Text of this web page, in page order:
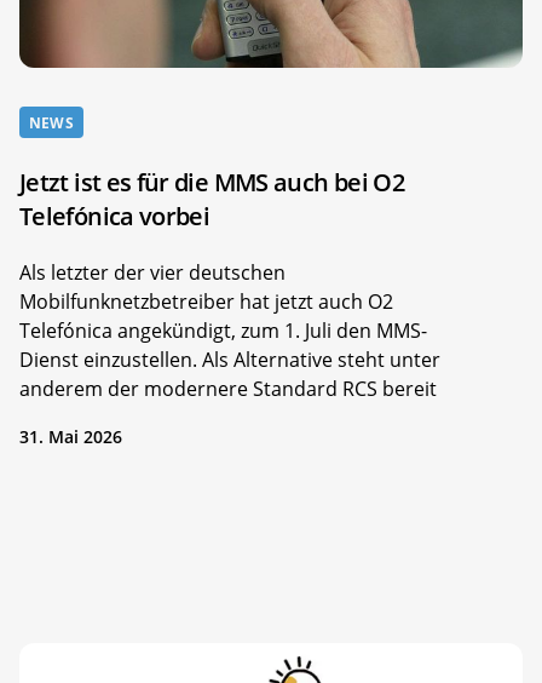
NEWS
Jetzt ist es für die MMS auch bei O2
Telefónica vorbei
Als letzter der vier deutschen
Mobilfunknetzbetreiber hat jetzt auch O2
Telefónica angekündigt, zum 1. Juli den MMS-
Dienst einzustellen. Als Alternative steht unter
anderem der modernere Standard RCS bereit
31. Mai 2026